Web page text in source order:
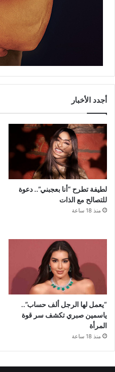
أجدد الأخبار
لطيفة تطرح “أنا بعجبني”.. دعوة
للتصالح مع الذات
منذ 18 ساعة
“يعمل لها الرجل ألف حساب”..
ياسمين صبري تكشف سر قوة
المرأة
منذ 18 ساعة